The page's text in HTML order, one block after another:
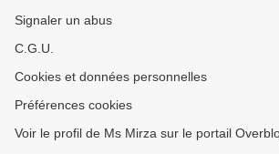
Signaler un abus
C.G.U.
Cookies et données personnelles
Préférences cookies
Voir le profil de Ms Mirza sur le portail